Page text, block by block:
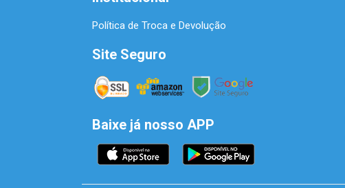
Política de Troca e Devolução
Site Seguro
Baixe já nosso APP